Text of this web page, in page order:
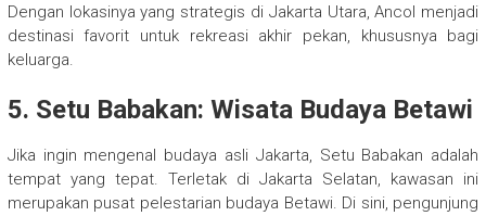
Dengan lokasinya yang strategis di Jakarta Utara, Ancol menjadi
destinasi favorit untuk rekreasi akhir pekan, khususnya bagi
keluarga.
5. Setu Babakan: Wisata Budaya Betawi
Jika ingin mengenal budaya asli Jakarta, Setu Babakan adalah
tempat yang tepat. Terletak di Jakarta Selatan, kawasan ini
merupakan pusat pelestarian budaya Betawi. Di sini, pengunjung